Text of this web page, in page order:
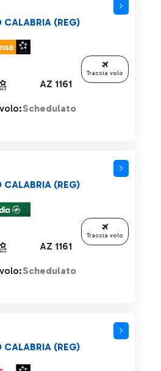
AZ 1161
CALABRIA (REG)
Schedulato
Traccia volo
AZ 1161
CALABRIA (REG)
Schedulato
Traccia volo
CALABRIA (REG)